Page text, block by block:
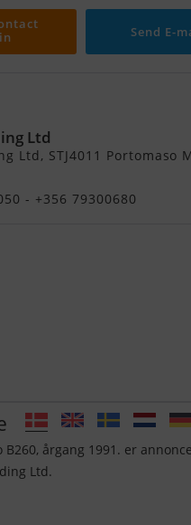
Send E-
Ltd
Ltd, STJ4011 Portomaso
- +356 79300680
B260, årgang 1991. er
Ltd.